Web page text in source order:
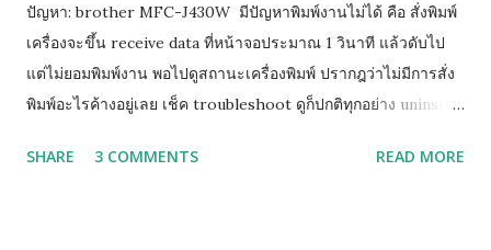
ปัญหา: brother MFC-J430W มีปัญหาพิมพ์งานไม่ได้ คือ สั่งพิมพ์
เครื่องจะขึ้น receive data ที่หน้าจอประมาณ 1 วินาที แล้วดับไป
แต่ไม่ยอมพิมพ์งาน พอไปดูสถานะเครื่องพิมพ์ ปรากฎว่าไม่มีการสั่ง
พิมพ์อะไรค้างอยู่เลย เช็ค troubleshoot ดูก็ปกติทุกอย่าง uninstall
print ได้ แต่ไม่สามารถพิมพ์ได้ วิธีแก้ไขเบื้องต้น ให้คุณทำการ Add
SHARE 3 COMMENTS READ MORE